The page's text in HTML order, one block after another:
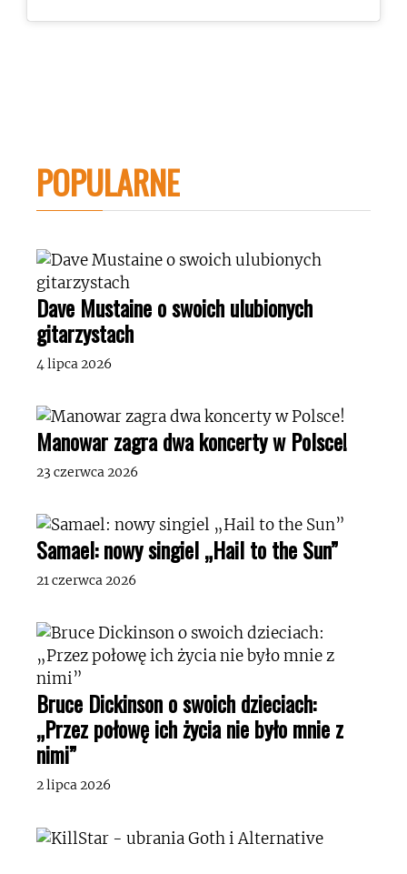
POPULARNE
Dave Mustaine o swoich ulubionych
gitarzystach
4 lipca 2026
Manowar zagra dwa koncerty w Polsce!
23 czerwca 2026
Samael: nowy singiel „Hail to the Sun”
21 czerwca 2026
Bruce Dickinson o swoich dzieciach:
„Przez połowę ich życia nie było mnie z
nimi”
2 lipca 2026